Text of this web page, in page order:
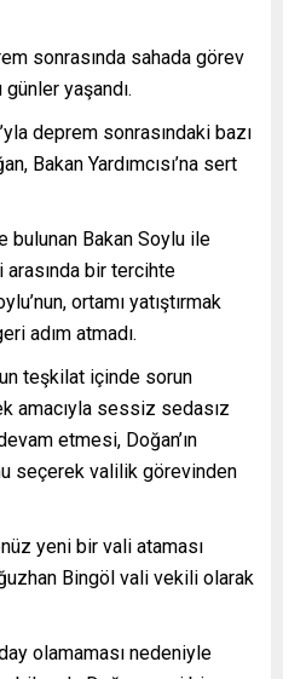
sonrasında sahada görev
günler yaşandı.
deprem sonrasındaki bazı
Bakan Yardımcısı’na sert
bulunan Bakan Soylu ile
bir tercihte
ortamı yatıştırmak
adım atmadı.
teşkilat içinde sorun
amacıyla sessiz sedasız
etmesi, Doğan’ın
seçerek valilik görevinden
yeni bir vali ataması
Bingöl vali vekili olarak
olamaması nedeniyle